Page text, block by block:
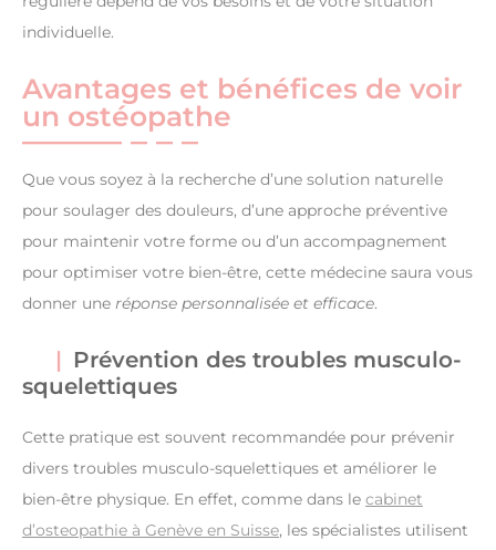
individuelle.
Avantages et bénéfices de voir
un ostéopathe
Que vous soyez à la recherche d’une solution naturelle
pour soulager des douleurs, d’une approche préventive
pour maintenir votre forme ou d’un accompagnement
pour optimiser votre bien-être, cette médecine saura vous
donner une réponse personnalisée et efficace.
Prévention des troubles musculo-
squelettiques
Cette pratique est souvent recommandée pour prévenir
divers troubles musculo-squelettiques et améliorer le
bien-être physique. En effet, comme dans le cabinet
d’osteopathie à Genève en Suisse, les spécialistes utilisent